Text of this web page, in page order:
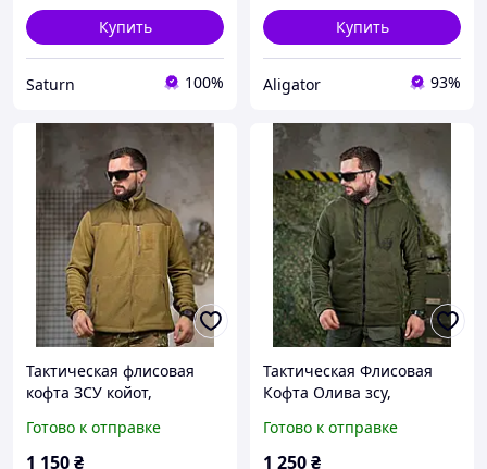
Купить
Saturn 100%
Купить
Aligator 93%
Тактическая флисовая
кофта ЗСУ койот,
на замке для военных,
кофта на флисе военная
Готово к отправке
1 150₴
Тактическая Флисовая
Кофта Олива зсу,
кофта на замке олива,
тёплая флиска с
Готово к отправке
1 250₴